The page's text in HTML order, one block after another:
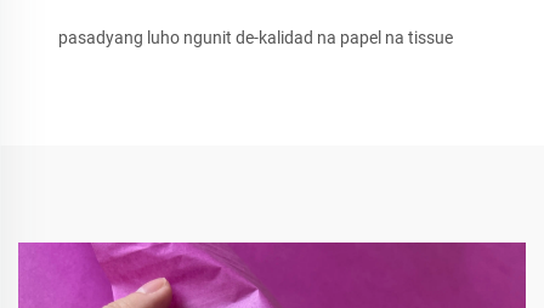
pasadyang luho ngunit de-kalidad na papel na tissue